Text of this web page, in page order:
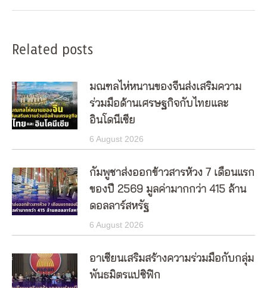
Related posts
มณฑลไห่หนานของจีนส่งเสริมความ
ร่วมมือด้านเศรษฐกิจกับไทยและ
อินโดนีเซีย
6 August 2026
กัมพูชาส่งออกข้าวสารห้วง 7 เดือนแรก
ของปี 2569 มูลค่ามากกว่า 415 ล้าน
ดอลลาร์สหรัฐ
6 August 2026
อาเซียนเสริมสร้างความร่วมมือกับกลุ่ม
พันธมิตรแปซิฟิก